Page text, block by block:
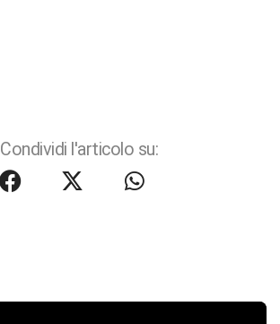
Condividi l'articolo su: